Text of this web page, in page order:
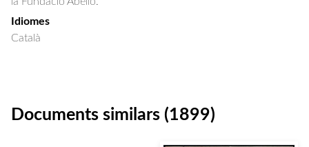
Idiomes
Català
Documents similars (1899)